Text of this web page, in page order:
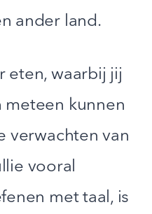
ander land.
eten, waarbij jij
meteen kunnen
verwachten van
vooral
met taal, is